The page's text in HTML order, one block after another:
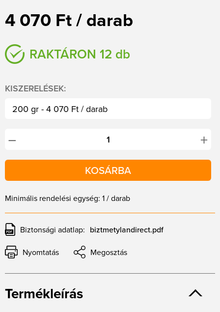
4 070 Ft / darab
RAKTÁRON 12 db
KISZERELÉSEK:
200 gr - 4 070 Ft / darab
− +
KOSÁRBA
Minimális rendelési egység: 1 / darab
Biztonsági adatlap: biztmetylandirect.pdf
Nyomtatás Megosztás
Termékleírás